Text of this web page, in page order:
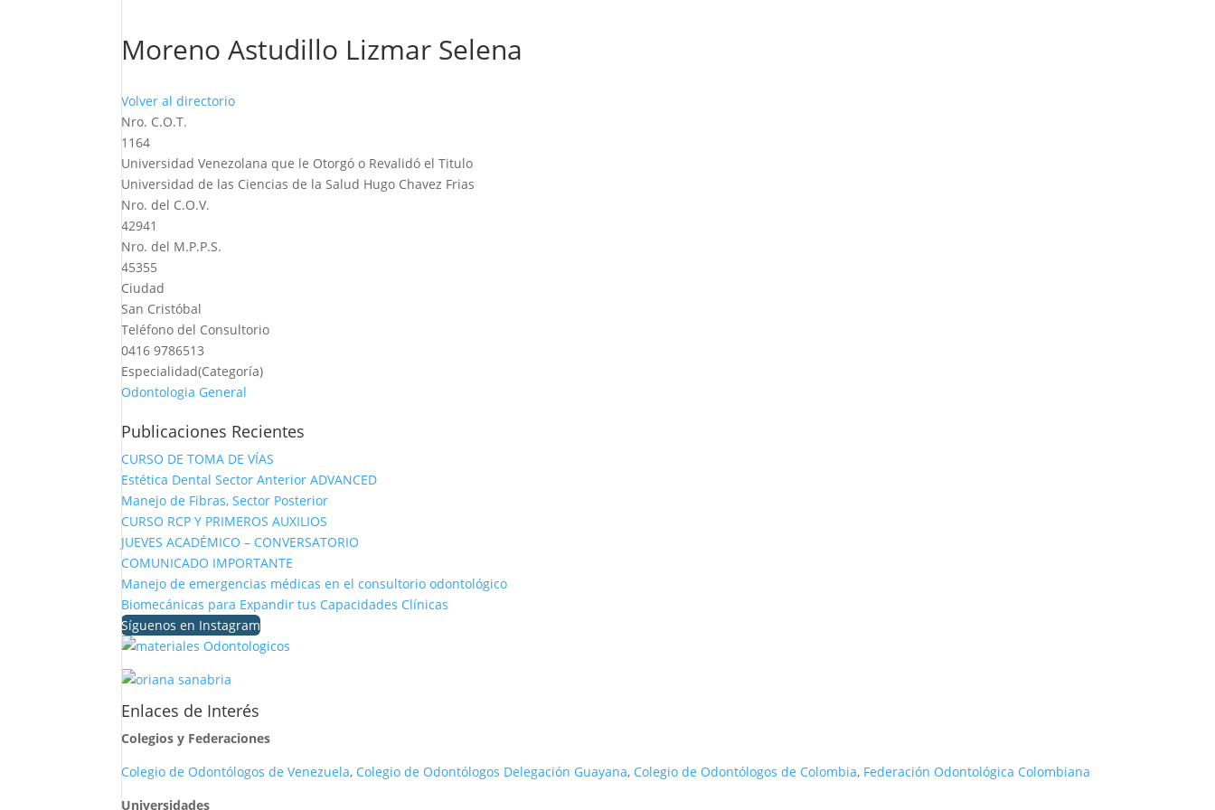
Moreno Astudillo Lizmar Selena
Volver al directorio
Nro. C.O.T.
1164
Universidad Venezolana que le Otorgó o Revalidó el Titulo
Universidad de las Ciencias de la Salud Hugo Chavez Frias
Nro. del C.O.V.
42941
Nro. del M.P.P.S.
45355
Ciudad
San Cristóbal
Teléfono del Consultorio
0416 9786513
Especialidad(Categoría)
Odontologia General
Publicaciones Recientes
CURSO DE TOMA DE VÍAS
Estética Dental Sector Anterior ADVANCED
Manejo de Fibras, Sector Posterior
CURSO RCP Y PRIMEROS AUXILIOS
JUEVES ACADÉMICO – CONVERSATORIO
COMUNICADO IMPORTANTE
Manejo de emergencias médicas en el consultorio odontológico
Biomecánicas para Expandir tus Capacidades Clínicas
Síguenos en Instagram
Enlaces de Interés
Colegios y Federaciones
Colegio de Odontólogos de Venezuela, Colegio de Odontólogos Delegación Guayana, Colegio de Odontólogos de Colombia, Federación Odontológica Colombiana
Universidades